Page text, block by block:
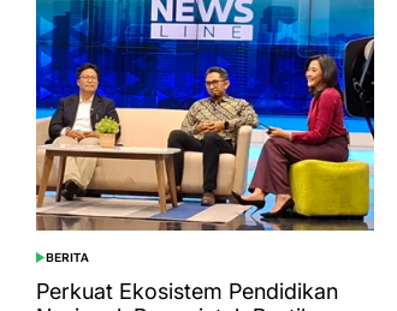
POSTED
IN
BERITA
Perkuat Ekosistem Pendidikan